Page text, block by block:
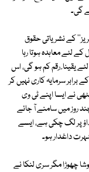
گی۔
کے نشریاتی حقوق
کے لئے ٹینڈرز جاری کر دیے۔ ماضی میں 5سال کے لئے معاہدہ ہوتا رہا
ڈالر کا تھا، صرف2سیریز کے لئے یقینا ً رقم کم ہو گی، اس
سرمایہ کاری نہیں کر
نے ایسا اپنے ٹی وی
روز میں سامنے آ جائے
پر لگ چکی ہے، ایسے
داغدار ہو۔
چھوڑا مگر سری لنکا نے